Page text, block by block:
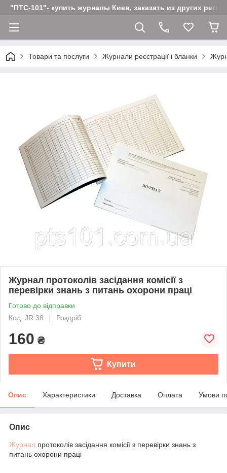
"ПТС-101"- купить журналы Киев, заказать из других
Товари та послуги Журнали реєстрації і бланки
Журнал протоколів засідання комісії з
перевірки знань з питань охорони праці
Готово до відправки
Код: JR 38
Роздріб
160 ₴
Купити
Опис Характеристики Доставка Оплата Умови
Опис
Журнал протоколів засідання комісії з перевірки знань з
питань охорони праці